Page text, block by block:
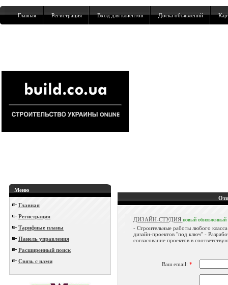
Главная Регистрация Вход для клиентов Доска объявлений
Меню
Главная
Регистрация
Тарифные планы
Панель управления
Расширенный поиск
Связь с нами
ДИЗАЙН-СТУДИЯ новый обновленный
- Строительные работы любого класса
дизайн-проектов "под ключ" -
согласование проектов в
Ваш email: *